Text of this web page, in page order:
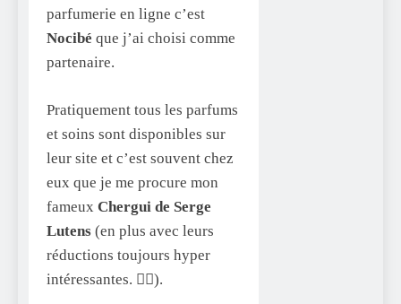
parfumerie en ligne c’est
Nocibé que j’ai choisi comme
partenaire.
Pratiquement tous les parfums
et soins sont disponibles sur
leur site et c’est souvent chez
eux que je me procure mon
fameux Chergui de Serge
Lutens (en plus avec leurs
réductions toujours hyper
intéressantes. 👍🏽).